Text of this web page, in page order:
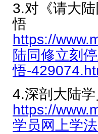
3.对《请大
悟
https://
陆同修立刻
悟-
4.深剖大陆
https://
学员网上学